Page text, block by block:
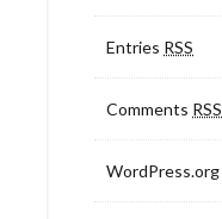
Entries RSS
Comments RSS
WordPress.org